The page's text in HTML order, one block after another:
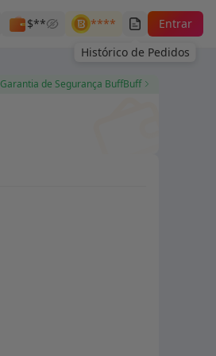
$**
****
Histórico de Pedidos
Entrar
Garantia de Segurança BuffBuff